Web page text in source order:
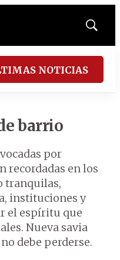
Mostrar
NOTICIAS
barrio
por
recordadas en los
tranquilas,
instituciones y
el espíritu que
Nueva savia
debe perderse.